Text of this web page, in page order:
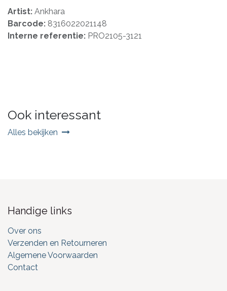
Artist: Ankhara
Barcode: 8316022021148
Interne referentie: PRO2105-3121
Ook interessant
Alles bekijken
Handige links
Over ons
Verzenden en Retourneren
Algemene Voorwaarden
Contact